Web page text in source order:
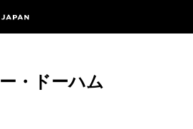
・ドーハム